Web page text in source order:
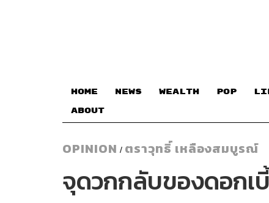
HOME NEWS WEALTH POP
ABOUT
OPINION / ตราวุทธิ์ เหลืองสมบูรณ์
จุดวกกลับของดอกเ